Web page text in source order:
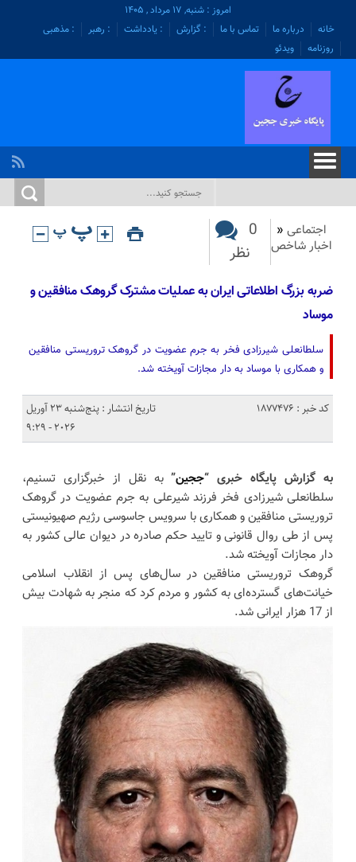
امروز : شنبه, ۱۷ مرداد , ۱۴۰۵
خانه
درباره ما تماس با ما : گزارش : یادداشت : رهبر
: مذهبی
روزنامه
ویدئو
اجتماعی «
اخبار شاخص
0
نظر
ضربه بزرگ اطلاعاتی ایران به عملیات مشترک گروهک منافقین و
موساد
سلطانعلی شیرزادی فخر به جرم عضویت در گروهک تروریستی منافقین
و همکاری با موساد به دار مجازات آویخته شد.
کد خبر : 1877476
تاریخ انتشار : پنج‌شنبه 23 آوریل
2026 - 9:29
به گزارش پایگاه خبری “ججین”به نقل از خبرگزاری تسنیم،
سلطانعلی شیرزادی فخر فرزند شیرعلی به جرم عضویت در گروهک
تروریستی منافقین و همکاری با سرویس جاسوسی رژیم صهیونیستی
پس از طی روال قانونی و تایید حکم صادره در دیوان عالی کشور به
دار مجازات آویخته شد.
گروهک تروریستی منافقین در سال‌های پس از انقلاب اسلامی
خیانت‌های گسترده‌ای به کشور و مردم کرد که منجر به شهادت بیش
از 17 هزار ایرانی شد.